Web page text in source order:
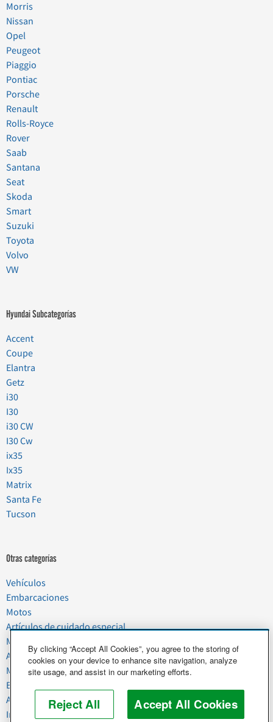
Morris
Nissan
Opel
Peugeot
Piaggio
Pontiac
Porsche
Renault
Rolls-Royce
Rover
Saab
Santana
Seat
Skoda
Smart
Suzuki
Toyota
Volvo
VW
Hyundai Subcategorías
Accent
Coupe
Elantra
Getz
i30
I30
i30 CW
I30 Cw
ix35
Ix35
Matrix
Santa Fe
Tucson
Otras categorías
Vehículos
Embarcaciones
Motos
Artículos de cuidado especial
Mudanzas
Artículos del hogar
Mascotas
Basura y chatarra
Alimentos y agricultura
Industria y negocios
By clicking “Accept All Cookies”, you agree to the storing of
cookies on your device to enhance site navigation, analyze
site usage, and assist in our marketing efforts.
Reject All Accept All Cookies